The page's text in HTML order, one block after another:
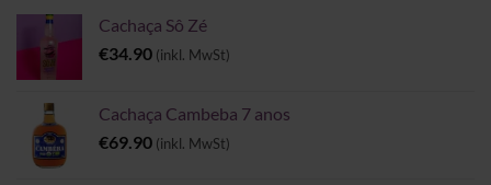
Cachaça Sô Zé
€34.90 (inkl. MwSt)
Cachaça Cambeba 7 anos
€69.90 (inkl. MwSt)